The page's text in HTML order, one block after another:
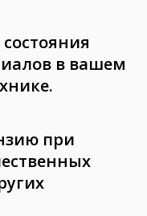
в вашем
при